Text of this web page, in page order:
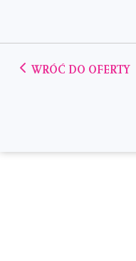
WRÓĆ DO OFERTY